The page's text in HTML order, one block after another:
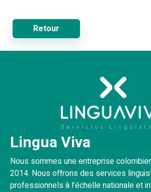
Retour
Lingua Viva
Nous sommes une entreprise
2014. Nous offrons des services
professionnels à l’échelle nationale et